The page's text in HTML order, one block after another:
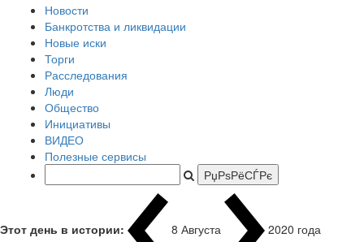
Новости
Банкротства и ликвидации
Новые иски
Торги
Расследования
Люди
Общество
Инициативы
ВИДЕО
Полезные сервисы
Этот день в истории: 8 Августа 1937 год|